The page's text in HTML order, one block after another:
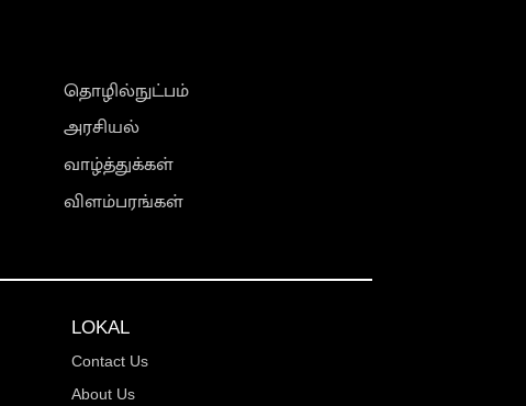
தொழில்நுட்பம்
அரசியல்
வாழ்த்துக்கள்
விளம்பரங்கள்
LOKAL
Contact Us
About Us